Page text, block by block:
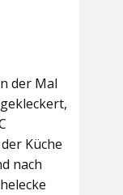
der Mal
Küche
nach